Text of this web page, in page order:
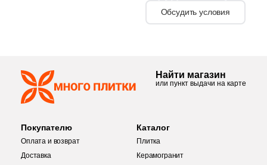
60x120 (1)
60x60 ( 14
80x80 (1)
120x120 (
Обсудить условия
Найти магазин
или пункт выдачи на карте
Покупателю
Оплата и возврат
Доставка
Каталог
Плитка
Керамогранит